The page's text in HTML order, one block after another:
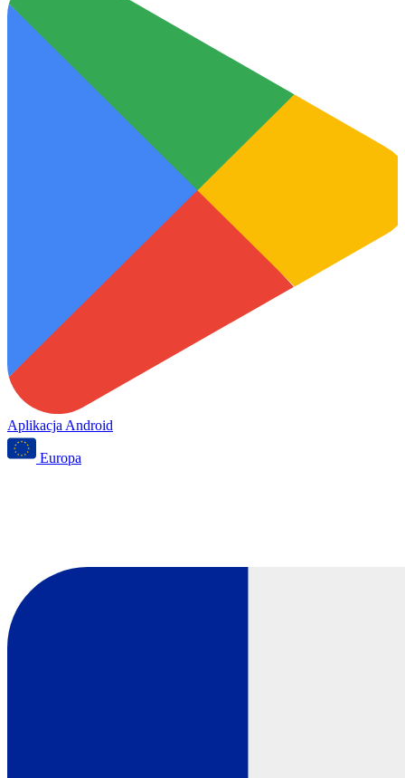
Aplikacja Android
Europa